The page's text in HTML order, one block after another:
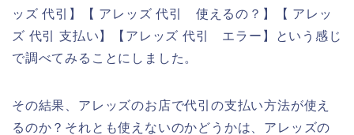
ッズ 代引】【 アレッズ 代引 使えるの？】【 アレッ
ズ 代引 支払い】【アレッズ 代引 エラー】という感じ
で調べてみることにしました。
その結果、アレッズのお店で代引の支払い方法が使え
るのか？それとも使えないのかどうかは、アレッズの